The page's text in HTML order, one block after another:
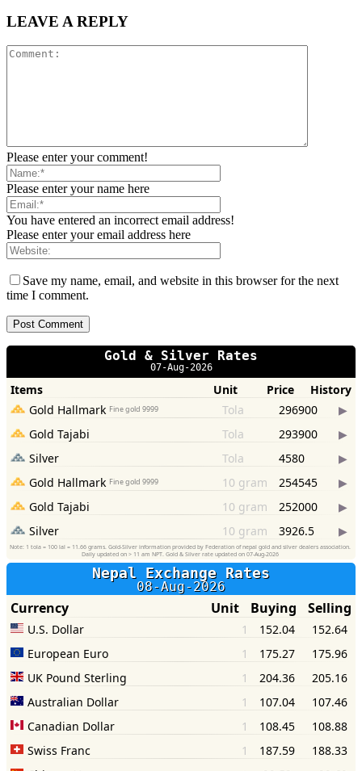
LEAVE A REPLY
Please enter your comment!
Please enter your name here
You have entered an incorrect email address!
Please enter your email address here
Save my name, email, and website in this browser for the next
time I comment.